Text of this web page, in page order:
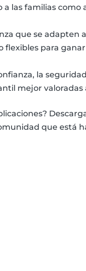
las familias como
que se adapten
para
la
mejor valoradas
que está